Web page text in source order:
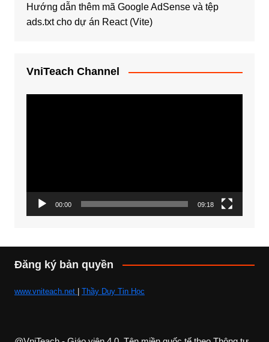
Hướng dẫn thêm mã Google AdSense và tệp
ads.txt cho dự án React (Vite)
VniTeach Channel
00:00 09:18
Đăng ký bản quyền
www.vniteach.net | Thầy Duy Tin Học